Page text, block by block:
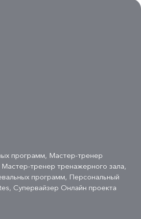
программ, Мастер-тренер
тренер тренажерного зала,
программ, Персональный
Супервайзер Онлайн проекта